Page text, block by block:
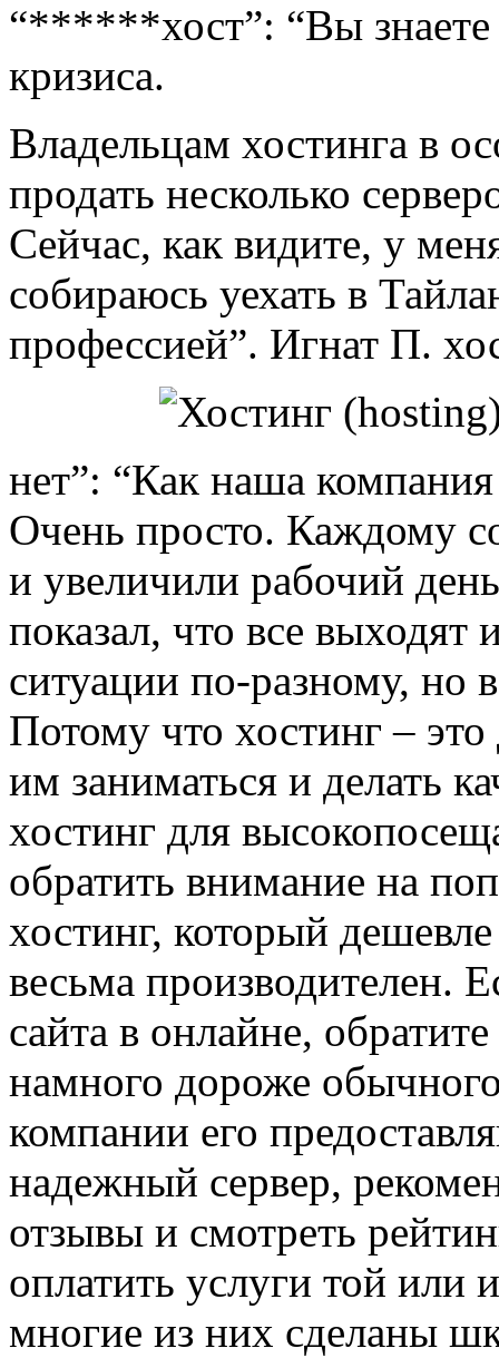
“******хост”: “Вы знаете
кризиса.
Владельцам хостинга в
продать несколько
Сейчас, как видите, у
собираюсь уехать в
профессией”. Игнат П.
нет”: “Как наша
Очень просто. Каждому
и увеличили рабочий
показал, что все
ситуации по-разному, но
Потому что хостинг –
им заниматься и делать
хостинг для
обратить внимание на
хостинг, который
весьма производителен.
сайта в онлайне,
намного дороже
компании его
надежный сервер,
отзывы и смотреть
оплатить услуги той или
многие из них сделаны